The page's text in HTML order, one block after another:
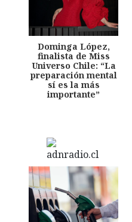
Dominga López,
finalista de Miss
Universo Chile: “La
preparación mental
sí es la más
importante”